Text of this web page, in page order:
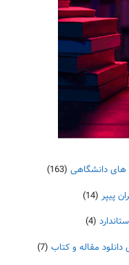
دانشگاهی (163)
پیپر (14)
(4)
دانلود مقاله و کتاب (7)